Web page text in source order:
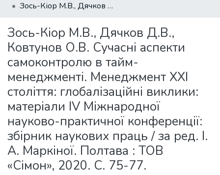
All of DSpace
Statistics
Зось-Кіор М.В., Дячков Д.В., Ковтунов О.В. Сучасні аспекти самоконтролю в тайм-менеджменті. Менеджмент ХХІ століття: глобалізаційні виклики: матеріали ІV Міжнародної науково-практичної конференції: збірник наукових праць / за ред. І. А. Маркіної. Полтава : ТОВ «Сімон», 2020. С. 75-77.
Зось-Кіор М.В., Дячков Д.В.,
Ковтунов О.В. Сучасні аспекти
самоконтролю в тайм-
менеджменті. Менеджмент ХХІ
століття: глобалізаційні виклики:
матеріали ІV Міжнародної
науково-практичної конференції:
збірник наукових праць / за ред. І.
А. Маркіної. Полтава : ТОВ
«Сімон», 2020. С. 75-77.